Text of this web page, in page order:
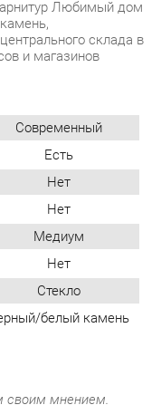
Современный
Есть
Медиум
Нет
Стекло
белый камень
мнением.